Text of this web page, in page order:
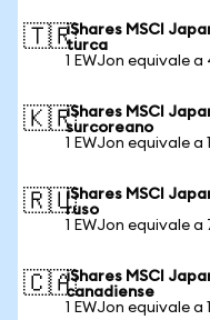
🇹🇷iShares MSCI
turca
1 EWJon equivale a
🇰🇷iShares MSCI
surcoreano
1 EWJon equivale a
🇷🇺iShares MSCI
ruso
1 EWJon equivale a
🇨🇦iShares MSCI
canadiense
1 EWJon equivale a